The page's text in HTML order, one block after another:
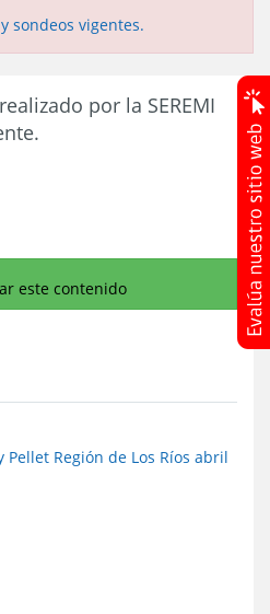
sondeos vigentes.
por la SEREMI
este contenido
Pellet Región de Los Ríos abril